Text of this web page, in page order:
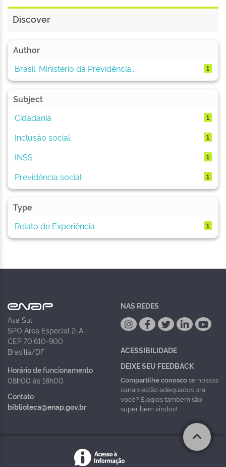
Discover
Author
Brasil. Ministério da Previdência...
1
Subject
Cidadania
1
Inclusão social 1
INSS 1
Previdência social 1
Type
Relato de Experiência
1
Asa Sul
SPO Área Especial 2-A
CEP 70.610-900
Brasília/DF
Horário de funcionamento
08h00 às 18h00
Contato
biblioteca@enap.gov.br
NAS REDES
ACESSIBILIDADE
DEIXE SEU FEEDBACK
Compartilhe conoscose nossos
canais estão adequados pra
você? Elogios também são
super bem vindos!